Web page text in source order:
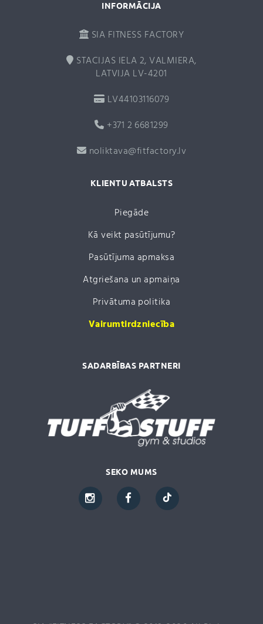
INFORMĀCIJA
SIA FITNESS FACTORY
STACIJAS IELA 2, VALMIERA,
LATVIJA LV-4201
LV44103116079
+371 2 6681299
noliktava@fitfactory.lv
KLIENTU ATBALSTS
Piegāde
Kā veikt pasūtījumu?
Pasūtījuma apmaksa
Atgriešana un apmaiņa
Privātuma politika
Vairumtirdzniecība
SADARBĪBAS PARTNERI
SEKO MUMS